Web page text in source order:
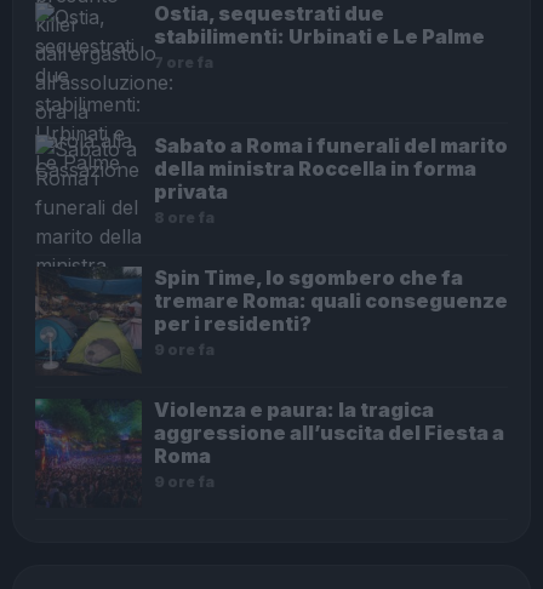
Ostia, sequestrati due
stabilimenti: Urbinati e Le Palme
7 ore fa
Sabato a Roma i funerali del marito
della ministra Roccella in forma
privata
8 ore fa
Spin Time, lo sgombero che fa
tremare Roma: quali conseguenze
per i residenti?
9 ore fa
Violenza e paura: la tragica
aggressione all’uscita del Fiesta a
Roma
9 ore fa